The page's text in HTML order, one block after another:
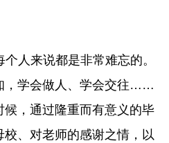
人来说都是非常难忘的。
，学会做人、学会交往……
，通过隆重而有意义的毕
、对老师的感谢之情，以